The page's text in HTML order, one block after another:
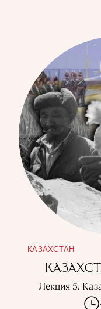
КАЗАХСТАН
Лекция 5.